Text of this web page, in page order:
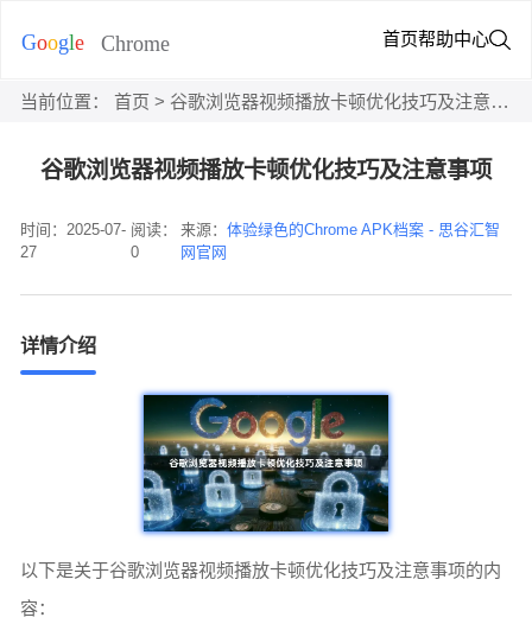
首页帮助中心
当前位置： 首页 > 谷歌浏览器视频播放卡顿优化技巧及注意事项
谷歌浏览器视频播放卡顿优化技巧及注意事项
时间：2025-07-
27
阅读：
0
来源：体验绿色的Chrome APK档案 - 思谷汇智
网官网
详情介绍
以下是关于谷歌浏览器视频播放卡顿优化技巧及注意事项的内
容：